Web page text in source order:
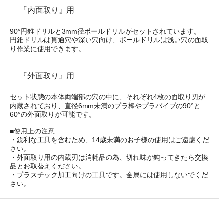
『内面取り』用
90°円錐ドリルと3mm径ボールドリルがセットされています。
円錐ドリルは貫通穴や深い穴向け、ボールドリルは浅い穴の面取
り作業に使用できます。
『外面取り』用
セット状態の本体両端部の穴の中に、それぞれ4枚の面取り刃が
内蔵されており、直径6mm未満のプラ棒やプラパイプの90°と
60°の外面取りが可能です。
■使用上の注意
・鋭利な工具を含むため、14歳未満のお子様の使用はご遠慮くだ
さい。
・外面取り用の内蔵刃は消耗品の為、切れ味が鈍ってきたら交換
品とお取替えください。
・プラスチック加工向けの工具です。金属には使用しないでくだ
さい。